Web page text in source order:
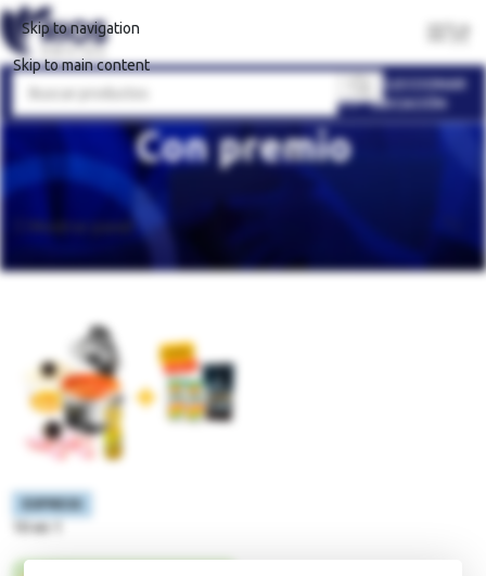
Skip to navigation
Skip to main content
SELECCIONAR
UBICACIÓN
Con premio
InicioOfertas Especiales
EXPRESS
10 en 1